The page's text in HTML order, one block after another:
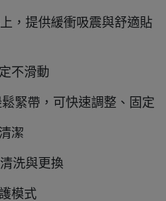
，提供緩衝吸震與舒適貼
不滑動
緊帶，可快速調整、固定
潔
洗與更換
模式